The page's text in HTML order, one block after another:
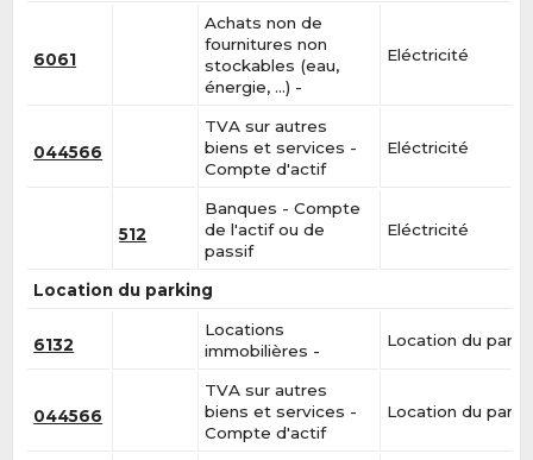
6061
Achats non de
fournitures non
stockables (eau,
énergie, …) -
Eléctricité
044566
TVA sur autres
biens et services -
Compte d'actif
Eléctricité
512
Banques - Compte
de l'actif ou de
passif
Eléctricité
Location du parking
6132
Locations
immobilières -
Location du
044566
TVA sur autres
biens et services -
Compte d'actif
Location du